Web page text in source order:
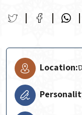
Location: